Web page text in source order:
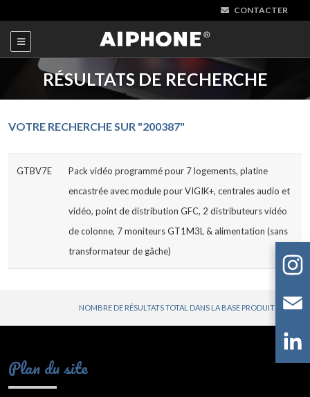
CONTACTER
RÉSULTATS DE RECHERCHE
VOTRE RECHERCHE SUR "200387"
GTBV7E
Pack vidéo programmé pour 7 logements, platine
encastrée avec module pour VIGIK+, centrales audio et
vidéo, point de distribution GFC, 2 distributeurs vidéo
de colonne, 7 moniteurs GT1M3L & alimentation (sans
transformateur de gâche)
NOMBRE DE RÉSULTATS TOTAL DANS LA BASE PRODUITS : 1
Plan du site